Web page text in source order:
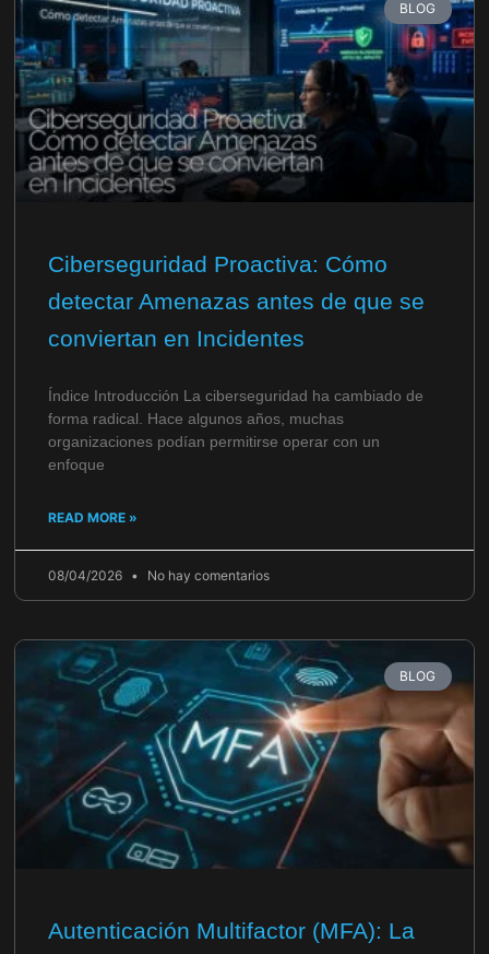
BLOG
Ciberseguridad Proactiva: Cómo
detectar Amenazas antes de que se
conviertan en Incidentes
Índice Introducción La ciberseguridad ha cambiado de
forma radical. Hace algunos años, muchas
organizaciones podían permitirse operar con un
enfoque
READ MORE »
08/04/2026 No hay comentarios
BLOG
Autenticación Multifactor (MFA): La